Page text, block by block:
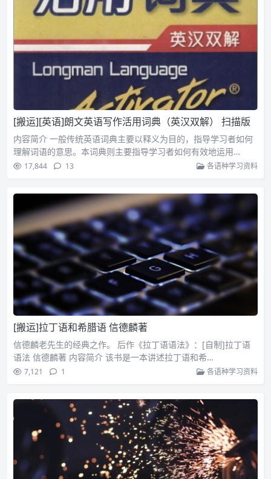
[搬运][英语]朗文英语写作活用词典（英汉双解） 扫描版
内容简介 一般传统英语词典主要以释义为目的，指导学习者如何
理解词语的意思。本词典则主要指导学习者如何有效地运用…
17,844 13 各语种学习资料
[搬运]拉丁语和希腊语 信德麟著
信德麟老先生的经典之作。 后作《拉丁语语法》：[自制]拉丁语
语法 信德麟著 内容简介 该书是一本讲述拉丁语和希…
7,121 1 各语种学习资料